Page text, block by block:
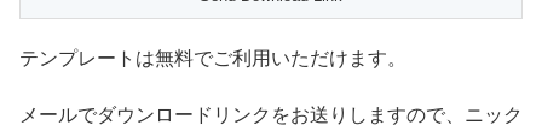
テンプレートは無料でご利用いただけます。
メールでダウンロードリンクをお送りしますので、ニック